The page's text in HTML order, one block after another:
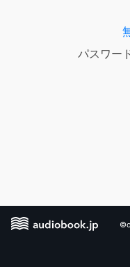
パスワー